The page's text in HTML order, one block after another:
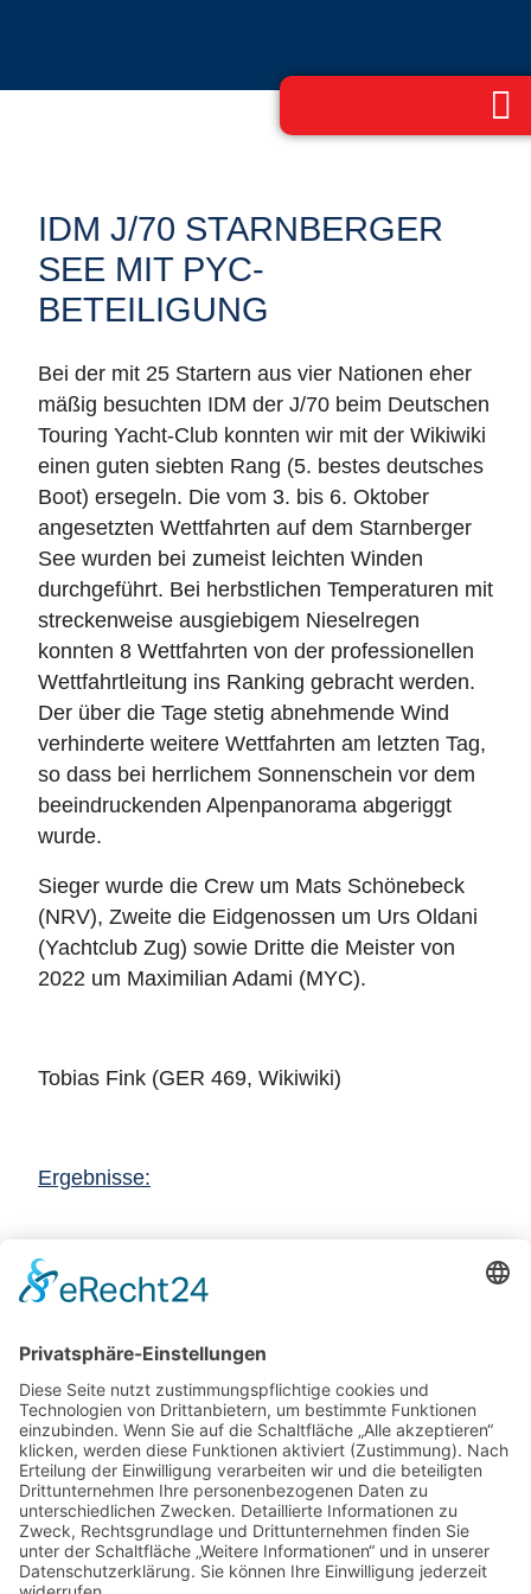
IDM J/70 STARNBERGER
SEE MIT PYC-
BETEILIGUNG
Bei der mit 25 Startern aus vier Nationen eher
mäßig besuchten IDM der J/70 beim Deutschen
Touring Yacht-Club konnten wir mit der Wikiwiki
einen guten siebten Rang (5. bestes deutsches
Boot) ersegeln. Die vom 3. bis 6. Oktober
angesetzten Wettfahrten auf dem Starnberger
See wurden bei zumeist leichten Winden
durchgeführt. Bei herbstlichen Temperaturen mit
streckenweise ausgiebigem Nieselregen
konnten 8 Wettfahrten von der professionellen
Wettfahrtleitung ins Ranking gebracht werden.
Der über die Tage stetig abnehmende Wind
verhinderte weitere Wettfahrten am letzten Tag,
so dass bei herrlichem Sonnenschein vor dem
beeindruckenden Alpenpanorama abgeriggt
wurde.
Sieger wurde die Crew um Mats Schönebeck
(NRV), Zweite die Eidgenossen um Urs Oldani
(Yachtclub Zug) sowie Dritte die Meister von
2022 um Maximilian Adami (MYC).
Tobias Fink (GER 469, Wikiwiki)
Ergebnisse:
Bild Copyright: Mund - DTYC
Zurück
Potsdamer Yacht Club e. V.